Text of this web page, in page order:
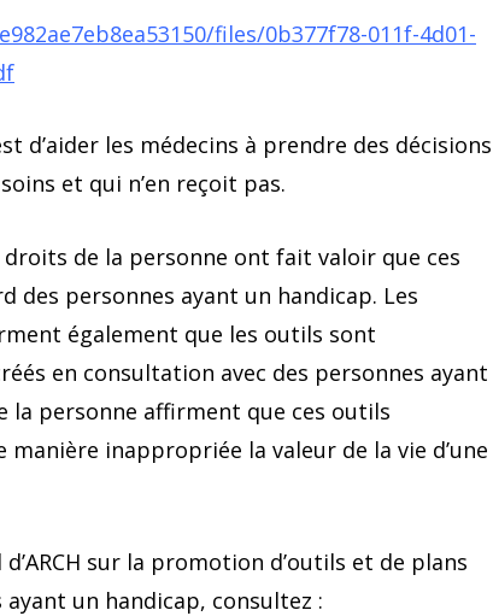
files/0b377f78-011f-4d01-
d’aider les médecins à prendre des décisions
et qui n’en reçoit pas.
de la personne ont fait valoir que ces
des personnes ayant un handicap. Les
également que les outils sont
en consultation avec des personnes ayant
la personne affirment que ces outils
inappropriée la valeur de la vie d’une
sur la promotion d’outils et de plans
un handicap, consultez :